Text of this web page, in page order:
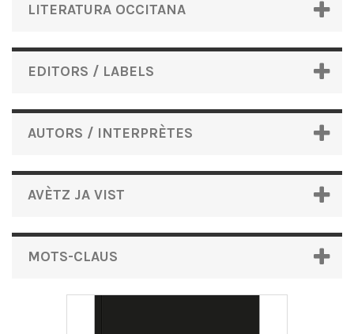
LITERATURA OCCITANA
EDITORS / LABELS
AUTORS / INTERPRÈTES
AVÈTZ JA VIST
MOTS-CLAUS